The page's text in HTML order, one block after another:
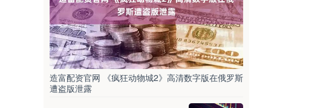
造富配资官网 《疯狂动物城2》高清数字版在俄罗斯
遭盗版泄露